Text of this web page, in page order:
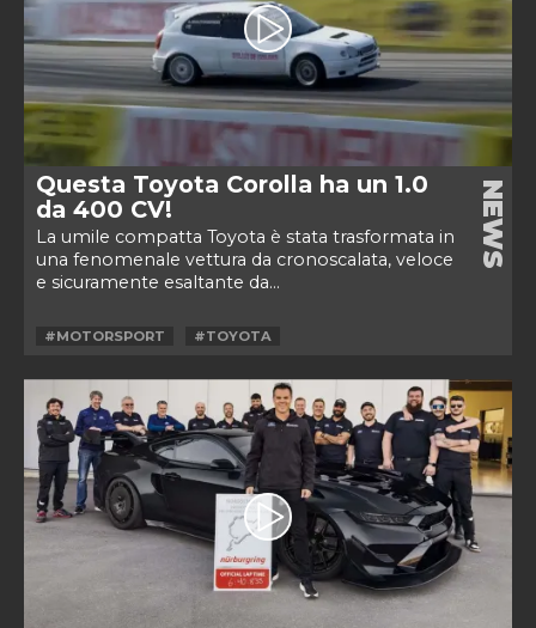
Questa Toyota Corolla ha un 1.0
da 400 CV!
La umile compatta Toyota è stata trasformata in
una fenomenale vettura da cronoscalata, veloce
e sicuramente esaltante da...
NEWS
#MOTORSPORT #TOYOTA